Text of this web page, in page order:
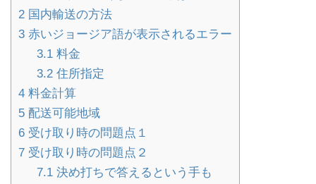
2 国内輸送の方法
3 赤いジョージア語が表示されるエラー
3.1料金
3.2住所指定
4 料金計算
5 配送可能地域
6 受け取り時の問題点１
7 受け取り時の問題点２
7.1決め打ちで答えるという手も